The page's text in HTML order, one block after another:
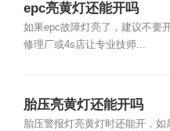
epc亮黄灯还能开吗
如果epc故障灯亮了，建议不要
修理厂或4s店让专业技师...
胎压亮黄灯还能开吗
胎压警报灯亮黄灯时还能开，如